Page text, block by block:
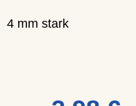
4 mm stark